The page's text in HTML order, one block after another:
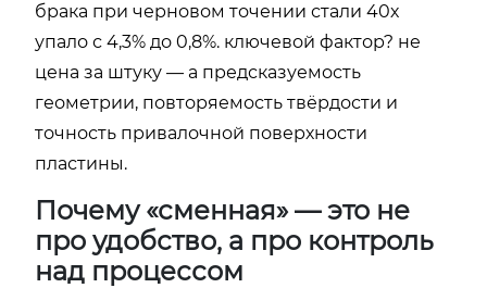
брака при черновом точении стали 40х
упало с 4,3% до 0,8%. ключевой фактор? не
цена за штуку — а предсказуемость
геометрии, повторяемость твёрдости и
точность привалочной поверхности
пластины.
Почему «сменная» — это не
про удобство, а про контроль
над процессом